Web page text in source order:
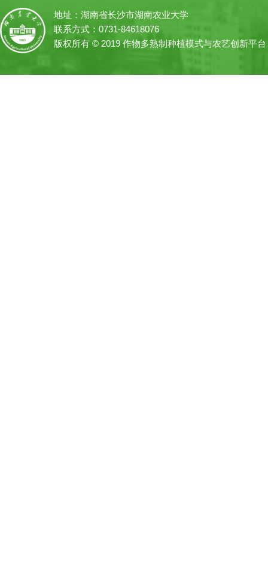
地址：湖南省长沙市湖南农业大学
联系方式：0731-84618076
版权所有 © 2019 作物多熟制种植模式与农艺创新平台